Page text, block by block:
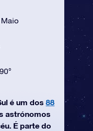
Maio
é um dos 88
astrónomos
É parte do